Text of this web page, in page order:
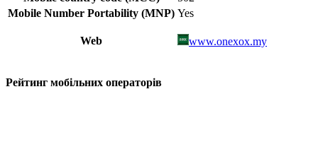
Mobile Number Portability (MNP) Yes
Web www.onexox.my
Рейтинг мобільних операторів